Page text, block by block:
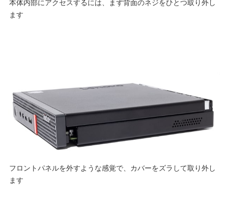
本体内部にアクセスするには、まず背面のネジをひとつ取り外し
ます
フロントパネルを外すような感覚で、カバーをズラして取り外し
ます